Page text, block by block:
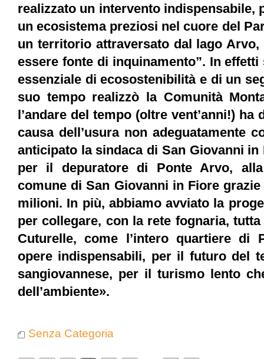
realizzato un intervento indispensabile,
un ecosistema preziosi nel cuore del
un territorio attraversato dal lago Arvo,
essere fonte di inquinamento”. In
essenziale di ecosostenibilità e di un
suo tempo realizzò la Comunità
l’andare del tempo (oltre vent’anni!)
causa dell’usura non adeguatamente
anticipato la sindaca di San Giovanni
per il depuratore di Ponte Arvo,
comune di San Giovanni in Fiore
milioni. In più, abbiamo avviato la
per collegare, con la rete fognaria,
Cuturelle, come l’intero quartiere di
opere indispensabili, per il futuro del
sangiovannese, per il turismo lento
dell’ambiente».
Senza Categoria